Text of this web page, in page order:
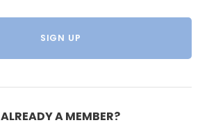
ALREADY A MEMBER?